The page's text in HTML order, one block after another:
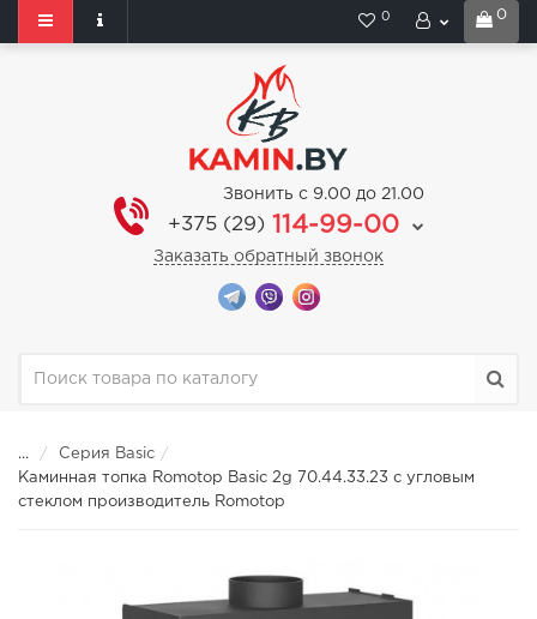
0
0
Звонить с 9.00 до 21.00
+375 (29) 114-99-00
Заказать обратный звонок
...
Серия Basic
Каминная топка Romotop Basic 2g 70.44.33.23 с угловым
стеклом производитель Romotop